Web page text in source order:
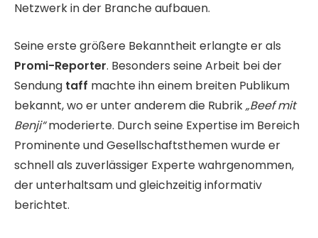
Netzwerk in der Branche aufbauen.
Seine erste größere Bekanntheit erlangte er als
Promi-Reporter. Besonders seine Arbeit bei der
Sendung taff machte ihn einem breiten Publikum
bekannt, wo er unter anderem die Rubrik„Beef mit
Benji“moderierte. Durch seine Expertise im Bereich
Prominente und Gesellschaftsthemen wurde er
schnell als zuverlässiger Experte wahrgenommen,
der unterhaltsam und gleichzeitig informativ
berichtet.